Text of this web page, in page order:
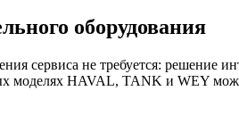
оборудования
сервиса не требуется:
моделях HAVAL, TANK и WEY